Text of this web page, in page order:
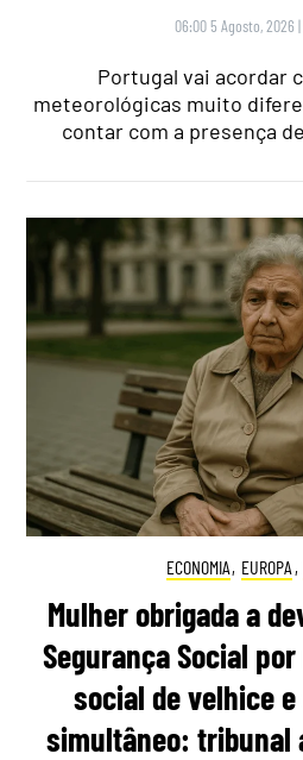
06:00 5 Agosto, 2026 |
Portugal vai acordar
meteorológicas muito
contar com a presença
ECONOMIA, EUROPA ,
Mulher obrigada a
Segurança Social
social de velhice
simultâneo: tribunal